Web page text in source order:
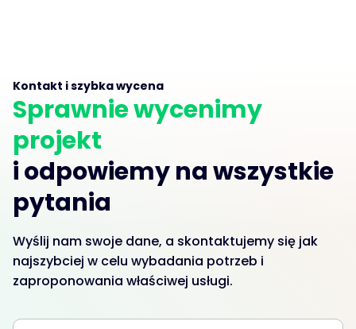
Kontakt i szybka wycena
Sprawnie wycenimy
projekt
i odpowiemy na wszystkie
pytania
Wyślij nam swoje dane, a skontaktujemy się jak
najszybciej w celu wybadania potrzeb i
zaproponowania właściwej usługi.